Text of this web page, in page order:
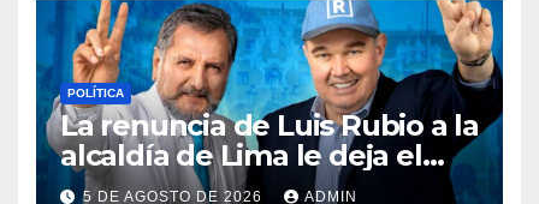
POLÍTICA
La renuncia de Luis Rubio a la
alcaldía de Lima le deja el
camino libre a Rafael López
5 DE AGOSTO DE 2026 ADMIN